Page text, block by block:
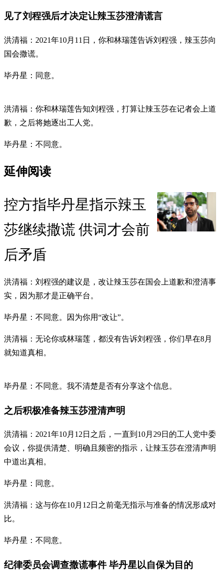
见了刘程强后才决定让辣玉莎澄清谎言
洪清福：2021年10月11日，你和林瑞莲告诉刘程强，辣玉莎向
国会撒谎。
毕丹星：同意。
洪清福：你和林瑞莲告知刘程强，打算让辣玉莎在记者会上道
歉，之后将她逐出工人党。
毕丹星：不同意。
延伸阅读
控方指毕丹星指示辣玉
莎继续撒谎 供词才会前
后矛盾
洪清福：刘程强的建议是，改让辣玉莎在国会上道歉和澄清事
实，因为那才是正确平台。
毕丹星：不同意。因为你用“改让”。
洪清福：无论你或林瑞莲，都没有告诉刘程强，你们早在8月
就知道真相。
毕丹星：不同意。我不清楚是否有分享这个信息。
之后积极准备辣玉莎澄清声明
洪清福：2021年10月12日之后，一直到10月29日的工人党中委
会议，你提供清楚、明确且频密的指示，让辣玉莎在澄清声明
中道出真相。
毕丹星：同意。
洪清福：这与你在10月12日之前毫无指示与准备的情况形成对
比。
毕丹星：不同意。
纪律委员会调查撒谎事件 毕丹星以自保为目的